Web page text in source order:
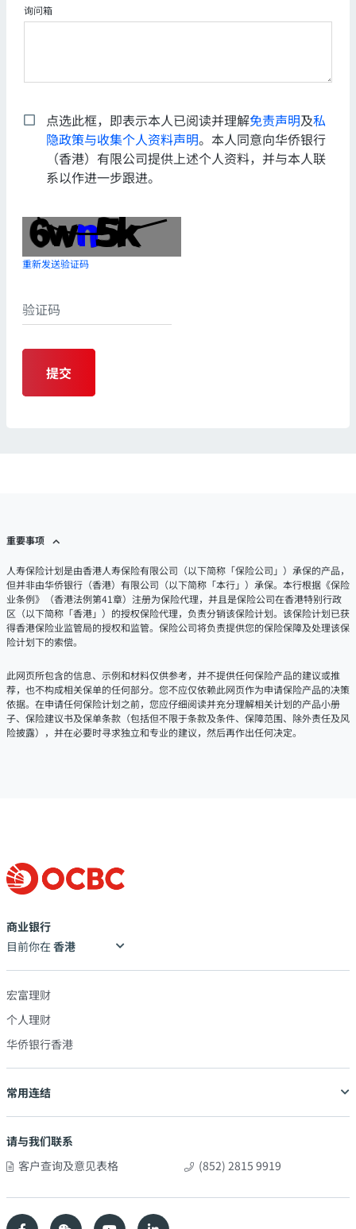
询问箱
点选此框，即表示本人已阅读并理解免责声明及私
隐政策与收集个人资料声明。本人同意向华侨银行
（香港）有限公司提供上述个人资料，并与本人联
系以作进一步跟进。
重新发送验证码
提交
重要事项
人寿保险计划是由香港人寿保险有限公司（以下简称「保险公司」）承保的产品，
但并非由华侨银行（香港）有限公司（以下简称「本行」）承保。本行根据《保险
业条例》（香港法例第41章）注册为保险代理，并且是保险公司在香港特别行政
区（以下简称「香港」）的授权保险代理，负责分销该保险计划。该保险计划已获
得香港保险业监管局的授权和监管。保险公司将负责提供您的保险保障及处理该保
险计划下的索偿。
此网页所包含的信息、示例和材料仅供参考，并不提供任何保险产品的建议或推
荐，也不构成相关保单的任何部分。您不应仅依赖此网页作为申请保险产品的决策
依据。在申请任何保险计划之前，您应仔细阅读并充分理解相关计划的产品小册
子、保险建议书及保单条款（包括但不限于条款及条件、保障范围、除外责任及风
险披露），并在必要时寻求独立和专业的建议，然后再作出任何决定。
商业银行
目前你在
宏富理财
个人理财
华侨银行香港
常用连结
请与我们联系
客户查询及意见表格
(852) 2815 9919